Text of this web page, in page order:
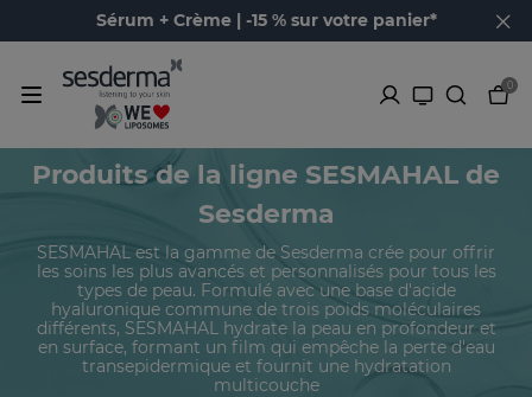
Sérum + Crème | -15 % sur votre panier*
0
Produits de la ligne SESMAHAL de
Sesderma
SESMAHAL est la gamme de Sesderma crée pour offrir
les soins les plus avancés et personnalisés pour tous les
types de peau. Formulé avec une base d'acide
hyaluronique commune de trois poids moléculaires
différents, SESMAHAL hydrate la peau en profondeur et
en surface, formant un film qui empêche la perte d'eau
transepidermique et fournit une hydratation
multicouche